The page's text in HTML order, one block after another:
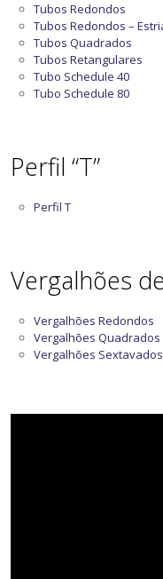
Tubos Redondos
Tubos Redondos –
Tubos Quadrados
Tubos Retangulares
Tubo Schedule 40
Tubo Schedule 80
Perfil “T”
Perfil T
Vergalhões
Vergalhões Redondos
Vergalhões Quadrados
Vergalhões Sextavados